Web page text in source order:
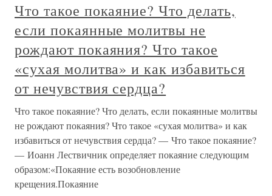
Что такое покаяние? Что делать,
если покаянные молитвы не
рождают покаяния? Что такое
«сухая молитва» и как избавиться
от нечувствия сердца?
Что такое покаяние? Что делать, если покаянные молитвы
не рождают покаяния? Что такое «сухая молитва» и как
избавиться от нечувствия сердца? — Что такое покаяние?
— Иоанн Лествичник определяет покаяние следующим
образом:«Покаяние есть возобновление
крещения.Покаяние